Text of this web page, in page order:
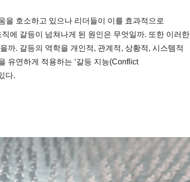
을 호소하고 있으나 리더들이 이를 효과적으로
에 갈등이 넘쳐나게 된 원인은 무엇일까. 또한 이러한
까. 갈등의 역학을 개인적, 관계적, 상황적, 시스템적
유연하게 적용하는 ‘갈등 지능(Conflict
다.